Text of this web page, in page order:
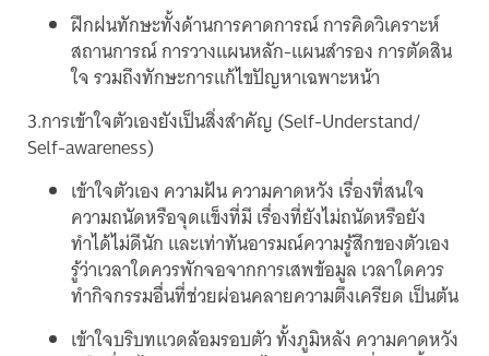
ฝึกฝนทักษะทั้งด้านการคาดการณ์ การคิดวิเคราะห์
สถานการณ์ การวางแผนหลัก-แผนสำรอง การตัดสิน
ใจ รวมถึงทักษะการแก้ไขปัญหาเฉพาะหน้า
3.การเข้าใจตัวเองยังเป็นสิ่งสำคัญ (Self-Understand/
Self-awareness)
เข้าใจตัวเอง ความฝัน ความคาดหวัง เรื่องที่สนใจ
ความถนัดหรือจุดแข็งที่มี เรื่องที่ยังไม่ถนัดหรือยัง
ทำได้ไม่ดีนัก และเท่าทันอารมณ์ความรู้สึกของตัวเอง
รู้ว่าเวลาใดควรพักจอจากการเสพข้อมูล เวลาใดควร
ทำกิจกรรมอื่นที่ช่วยผ่อนคลายความตึงเครียด เป็นต้น
เข้าใจบริบทแวดล้อมรอบตัว ทั้งภูมิหลัง ความคาดหวัง